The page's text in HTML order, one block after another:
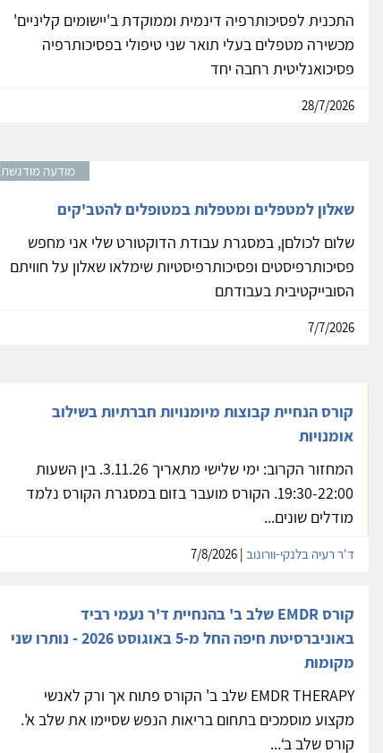
התכנית לפסיכותרפיה דינמית וממוקדת ב'יישומים קליניים'
מכשירה מטפלים בעלי תואר שני טיפולי בפסיכותרפיה
פסיכואנליטית רחבה יחד
28/7/2026
מודעה מודגשת
שאלון למטפלים ומטפלות במטופלים להטב'קים
שלום לכולםן, במסגרת עבודת הדוקטורט שלי אני מחפש
פסיכותרפיסטים ופסיכותרפיסטיות שימלאו שאלון על חוויתם
הסובייקטיבית בעבודתם
7/7/2026
קורס הנחיית קבוצות מיומנויות חברתיות בשילוב
אומנויות
המחזור הקרוב: ימי שלישי מתאריך 3.11.26. בין השעות
19:30-22:00. הקורס מועבר בזום במסגרת הקורס נלמד
מודלים שונים...
ד'ר רעיה בלנקי-וורונוב
קורס EMDR שלב ב' בהנחיית ד'ר נעמי רביד
באוניברסיטת חיפה החל מ-5 באוגוסט 2026 - נותרו שני
מקומות
EMDR THERAPY שלב ב' הקורס פתוח אך ורק לאנשי
מקצוע מוסמכים בתחום בריאות הנפש שסיימו את שלב א'.
קורס שלב ב‘...